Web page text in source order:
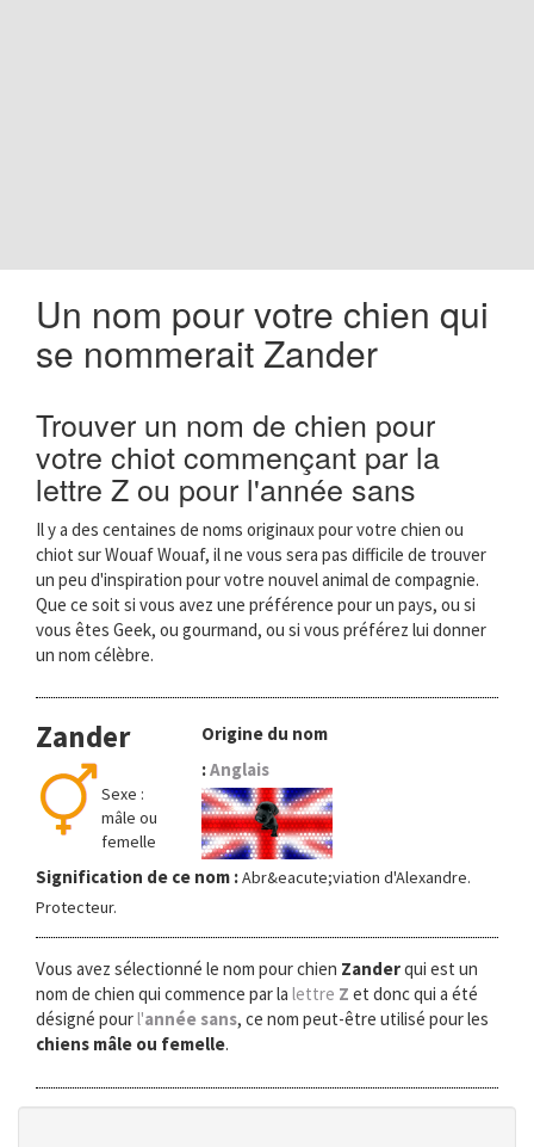
Un nom pour votre chien qui
se nommerait Zander
Trouver un nom de chien pour
votre chiot commençant par la
lettre Z ou pour l'année sans
Il y a des centaines de noms originaux pour votre chien ou
chiot sur Wouaf Wouaf, il ne vous sera pas difficile de trouver
un peu d'inspiration pour votre nouvel animal de compagnie.
Que ce soit si vous avez une préférence pour un pays, ou si
vous êtes Geek, ou gourmand, ou si vous préférez lui donner
un nom célèbre.
Zander
Sexe :
mâle ou
femelle
Origine du nom
:Anglais
Signification de ce nom :Abr&eacute;viation d'Alexandre.
Protecteur.
Vous avez sélectionné le nom pour chien Zanderqui est un
nom de chien qui commence par la lettre Z et donc qui a été
désigné pourl'année sans, ce nom peut-être utilisé pour les
chiens mâle ou femelle.